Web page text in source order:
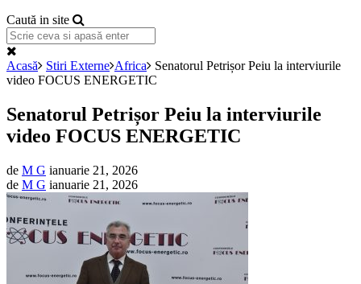
Caută in site
Acasă Stiri Externe Africa
Senatorul Petrișor Peiu la interviurile
video FOCUS ENERGETIC
Senatorul Petrișor Peiu la interviurile
video FOCUS ENERGETIC
de M G ianuarie 21, 2026
de M G ianuarie 21, 2026